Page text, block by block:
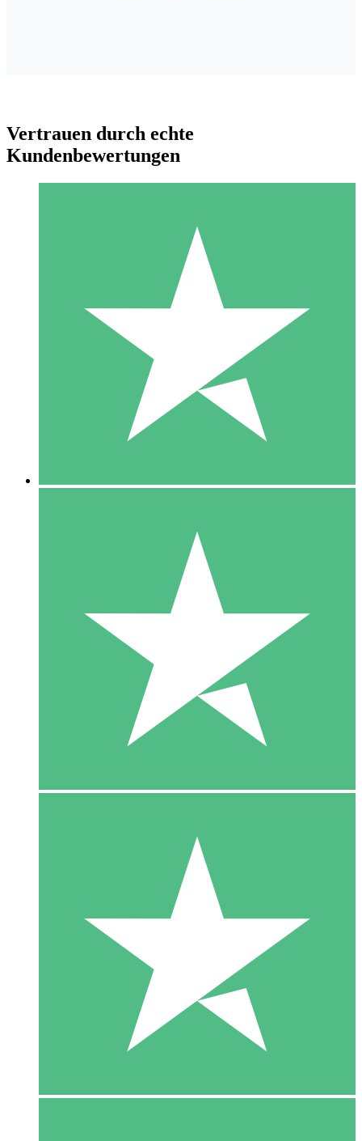
Individuelle Credit-Pakete
Zahlen Sie nach Bedarf mit Download-Credits. Keine
monatliche Verpflichtung erforderlich.
10 00
10 Downloads
20 00
Vertrauen durch echte
Kundenbewertungen